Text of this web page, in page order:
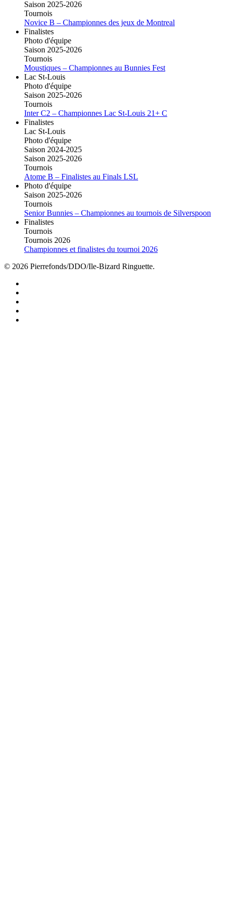
Saison 2025-2026
Tournois
Novice B – Championnes des jeux de Montreal
Finalistes
Photo d'équipe
Saison 2025-2026
Tournois
Moustiques – Championnes au Bunnies Fest
Lac St-Louis
Photo d'équipe
Saison 2025-2026
Tournois
Inter C2 – Championnes Lac St-Louis 21+ C
Finalistes
Lac St-Louis
Photo d'équipe
Saison 2024-2025
Saison 2025-2026
Tournois
Atome B – Finalistes au Finals LSL
Photo d'équipe
Saison 2025-2026
Tournois
Senior Bunnies – Championnes au tournois de Silverspoon
Finalistes
Tournois
Tournois 2026
Championnes et finalistes du tournoi 2026
© 2026 Pierrefonds/DDO/Ile-Bizard Ringuette.